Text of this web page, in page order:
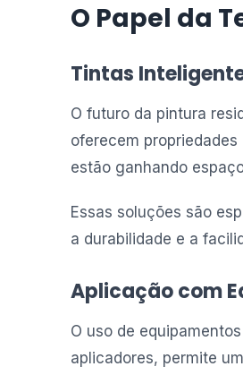
O Papel da
Tintas
O futuro da pintura
oferecem
estão ganhando
Essas soluções são
a durabilidade e a
Aplicação com
O uso de
aplicadores, permite